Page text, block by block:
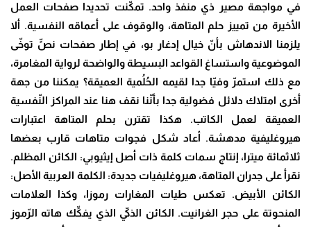
في مواجهة مصير ذي منفذ واحد. تمكّنت تحديدا صفحات العمل
الأخيرة من تمييز حلم المتاهة، والوقوف على أعماقه النفسية. ألا
يلزمنا الاندهاش بأنّ خيال إدغار بو، في إطار صفحات نصٍّ توخّى
الموضوعية واستساغ القواعد البسيطة والواضحة لرواية المغامرة،
مع ذلك استمرّ وفيّا جدا لقيمه الحُلُمية العميقة؟ يمكننا من جهة
أخرى امتلاك دلائل فضولية جدا بأنّنا نقف هنا عند المراكز النّفسية
العميقة لعمل الكاتب. هكذا تقترن بحلم المتاهة اعتبارات
هيروغليفية مدهشة. أعاد شكل فجوات متاهات قارب بعضها
ثلاثمائة ميترا، إنتاج سمات كلمة ذات أصل إيثيوبي: الكائن المظلم.
نقرأ على جدران المتاهة، هيروغليفيات جديدة: الكلمة العربية الأصل:
الكائن الأبيض. تعكس طيات المغارات رموزا، وكذا العلامات
المنحوتة على حجر الغرانيت. الكائن الذكيّ الذي يفكِّك هاته الرّموز